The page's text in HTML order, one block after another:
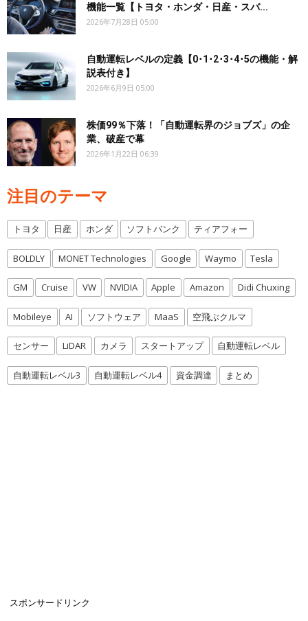
機能一覧【トヨタ・ホンダ・日産・スバ...
2026年7月28日 05:00
自動運転レベルの定義【0･1･2･3･4･5の機能・解
説表付き】
2026年6月9日 05:00
株価99％下落！「自動運転界のジョブズ」の企
業、破産で幕
2026年1月22日 06:39
注目のテーマ
トヨタ 日産 ホンダ ソフトバンク ティアフォー
BOLDLY MONET Technologies Google Waymo Tesla
GM Cruise VW NVIDIA Apple Amazon Didi Chuxing
Mobileye AI ソフトウェア MaaS 空飛ぶクルマ
センサー LiDAR カメラ スタートアップ 自動運転レベル
自動運転レベル3 自動運転レベル4 資金調達 まとめ
スポンサードリンク